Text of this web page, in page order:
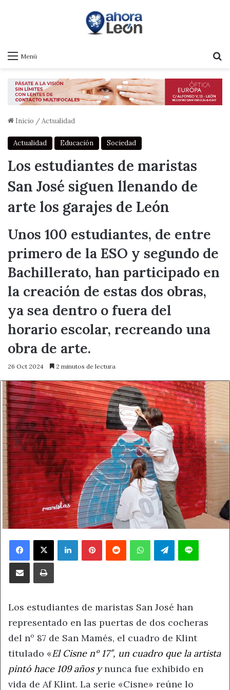
Menú
Inicio /Actualidad
Actualidad Educación Sociedad
Los estudiantes de maristas
San José siguen llenando de
arte los garajes de León
Unos 100 estudiantes, de entre
primero de la ESO y segundo de
Bachillerato, han participado en
la creación de estas dos obras,
ya sea dentro o fuera del
horario escolar, recreando una
obra de arte.
26 Oct 2024 2 minutos de lectura
Facebook
X LinkedInPinterestReddit WhatsAppTelegramLine
Compartir por correo electrónicoImprimir
Los estudiantes de maristas San José han
representado en las puertas de dos cocheras
del nº 87 de San Mamés, el cuadro de Klint
titulado «El Cisne nº 17″, un cuadro que la artista
pintó hace 109 años ynunca fue exhibido en
vida de Af Klint. La serie «Cisne» reúne lo